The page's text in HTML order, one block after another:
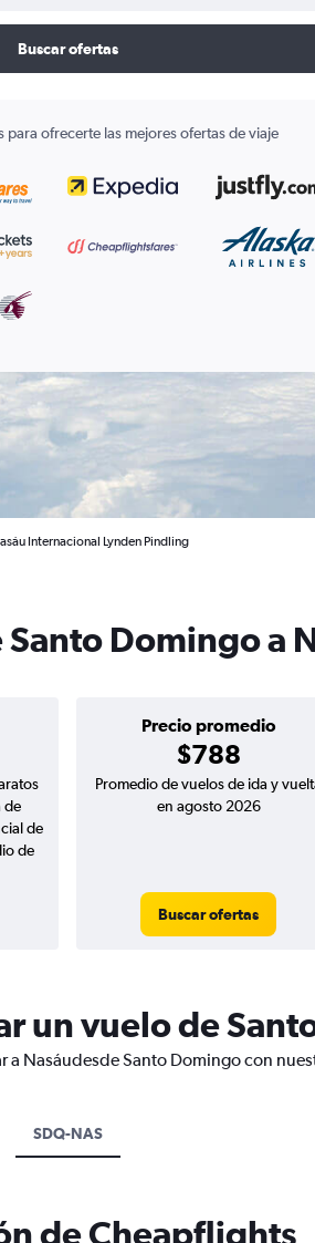
Buscar ofertas
ofrecerte las mejores ofertas de viaje
Internacional Lynden Pindling
Domingo a
Precio promedio
$788
de
de
de
Promedio de vuelos de ida y
en agosto 2026
Buscar ofertas
un vuelo de
a Nasáudesde Santo Domingo con
SDQ-NAS
de Cheapflights